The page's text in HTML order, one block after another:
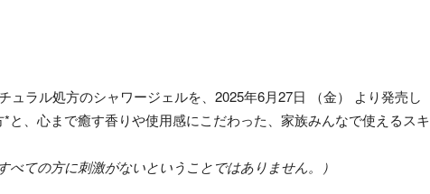
ュラル処方のシャワージェルを、2025年6月27日 （金） より発売し
と、心まで癒す香りや使用感にこだわった、家族みんなで使えるスキ
べての方に刺激がないということではありません。）